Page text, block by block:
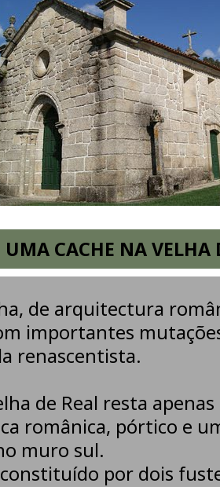
UMA CACHE NA VELHA
de arquitectura
importantes
renascentista.
de Real resta
românica, pórtico e
muro sul.
por dois